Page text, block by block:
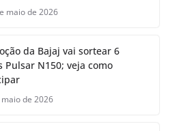
maio de 2026
da Bajaj vai sortear 6
Pulsar N150; veja como
de 2026